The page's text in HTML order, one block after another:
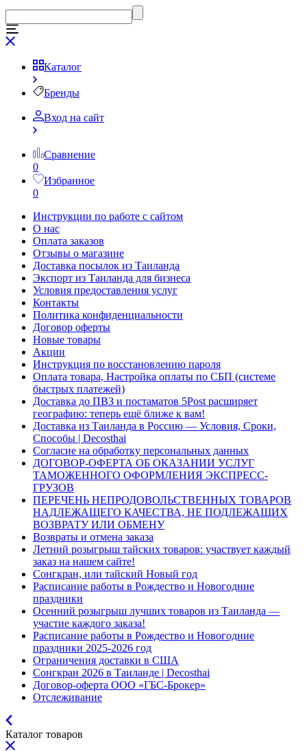
Каталог
Бренды
Вход на сайт
Сравнение
0
Избранное
0
Инструкции по работе с сайтом
О нас
Оплата заказов
Отзывы о магазине
Доставка посылок из Таиланда
Экспорт из Таиланда для бизнеса
Условия предоставления услуг
Контакты
Политика конфиденциальности
Договор оферты
Новые товары
Акции
Инструкция по восстановлению пароля
Оплата товара, Настройка оплаты по СБП (системе
быстрых платежей)
Доставка до ПВЗ и постаматов 5Post расширяет
географию: теперь ещё ближе к вам!
Доставка из Таиланда в Россию — Условия, Сроки,
Способы | Decosthai
Согласие на обработку персональных данных
ДОГОВОР-ОФЕРТА ОБ ОКАЗАНИИ УСЛУГ
ТАМОЖЕННОГО ОФОРМЛЕНИЯ ЭКСПРЕСС-
ГРУЗОВ
ПЕРЕЧЕНЬ НЕПРОДОВОЛЬСТВЕННЫХ ТОВАРОВ
НАДЛЕЖАЩЕГО КАЧЕСТВА, НЕ ПОДЛЕЖАЩИХ
ВОЗВРАТУ ИЛИ ОБМЕНУ
Возвраты и отмена заказа
Летний розыгрыш тайских товаров: участвует каждый
заказ на нашем сайте!
Сонгкран, или тайский Новый год
Расписание работы в Рождество и Новогодние
праздники
Осенний розыгрыш лучших товаров из Таиланда —
участие каждого заказа!
Расписание работы в Рождество и Новогодние
праздники 2025-2026 год
Ограничения доставки в США
Сонгкран 2026 в Таиланде | Decosthai
Договор-оферта ООО «ГБС-Брокер»
Отслеживание
Каталог товаров